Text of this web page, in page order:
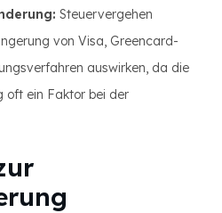
Steuervergehen
von Visa, Greencard-
auswirken, da die
oft ein Faktor bei der